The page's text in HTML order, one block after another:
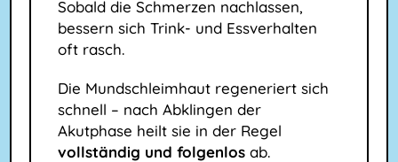
Sobald die Schmerzen nachlassen,
bessern sich Trink- und Essverhalten
oft rasch.
Die Mundschleimhaut regeneriert sich
schnell – nach Abklingen der
Akutphase heilt sie in der Regel
vollständig und folgenlos ab.